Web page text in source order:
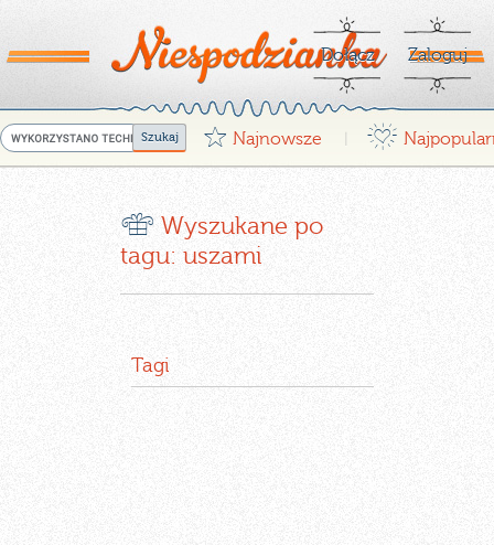
Dołącz Zaloguj
G Najnowsze ¤
r Wyszukane po
tagu: uszami
Tagi